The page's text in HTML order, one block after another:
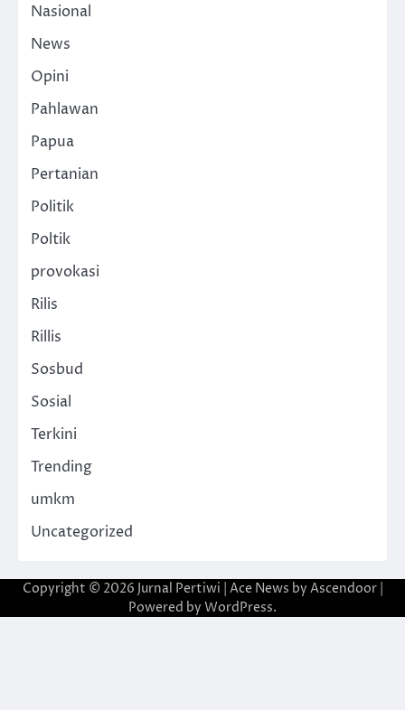
Nasional
News
Opini
Pahlawan
Papua
Pertanian
Politik
Poltik
provokasi
Rilis
Rillis
Sosbud
Sosial
Terkini
Trending
umkm
Uncategorized
Copyright © 2026 Jurnal Pertiwi | Ace News by Ascendoor|
Powered by WordPress.